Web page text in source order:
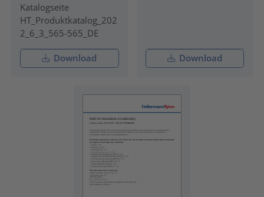
Katalogseite
HT_Produktkatalog_202
2_6_3_565-565_DE
Download Download